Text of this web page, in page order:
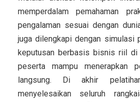
memperdalam pemahaman
pengalaman sesuai dengan
juga dilengkapi dengan simulasi
keputusan berbasis bisnis riil di
peserta mampu menerapkan
langsung. Di akhir
menyelesaikan seluruh